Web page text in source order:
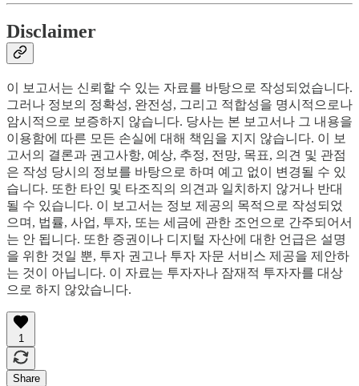
Disclaimer
이 보고서는 신뢰할 수 있는 자료를 바탕으로 작성되었습니다.
그러나 정보의 정확성, 완전성, 그리고 적합성을 명시적으로나
암시적으로 보증하지 않습니다. 당사는 본 보고서나 그 내용을
이용함에 따른 모든 손실에 대해 책임을 지지 않습니다. 이 보
고서의 결론과 권고사항, 예상, 추정, 전망, 목표, 의견 및 관점
은 작성 당시의 정보를 바탕으로 하며 예고 없이 변경될 수 있
습니다. 또한 타인 및 타조직의 의견과 일치하지 않거나 반대
될 수 있습니다. 이 보고서는 정보 제공의 목적으로 작성되었
으며, 법률, 사업, 투자, 또는 세금에 관한 조언으로 간주되어서
는 안 됩니다. 또한 증권이나 디지털 자산에 대한 언급은 설명
을 위한 것일 뿐, 투자 권고나 투자 자문 서비스 제공을 제안하
는 것이 아닙니다. 이 자료는 투자자나 잠재적 투자자를 대상
으로 하지 않았습니다.
1
Share